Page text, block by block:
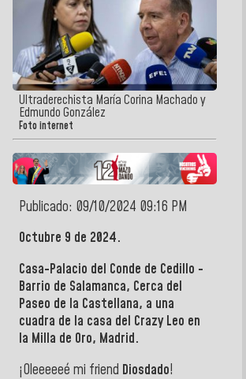
Ultraderechista María Corina Machado y
Edmundo González
Foto internet
Publicado: 09/10/2024 09:16 PM
Octubre 9 de 2024.
Casa-Palacio del Conde de Cedillo -
Barrio de Salamanca, Cerca del
Paseo de la Castellana, a una
cuadra de la casa del Crazy Leo en
la Milla de Oro, Madrid.
¡Oleeeeeé mi friend Diosdado!